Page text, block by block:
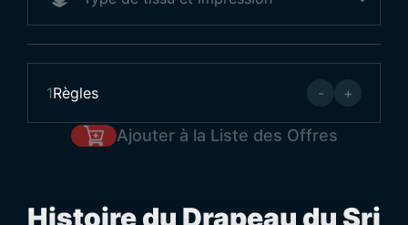
1Règles - +
Ajouter à la Liste des Offres
Histoire du Drapeau du Sri